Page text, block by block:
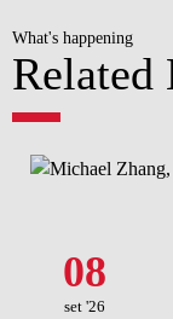
What's happening
Related
08
set '26